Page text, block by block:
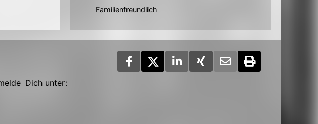
Familienfreundlich
Dich unter: